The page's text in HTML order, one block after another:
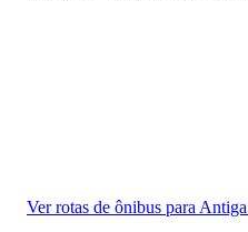
Ver rotas de ônibus para